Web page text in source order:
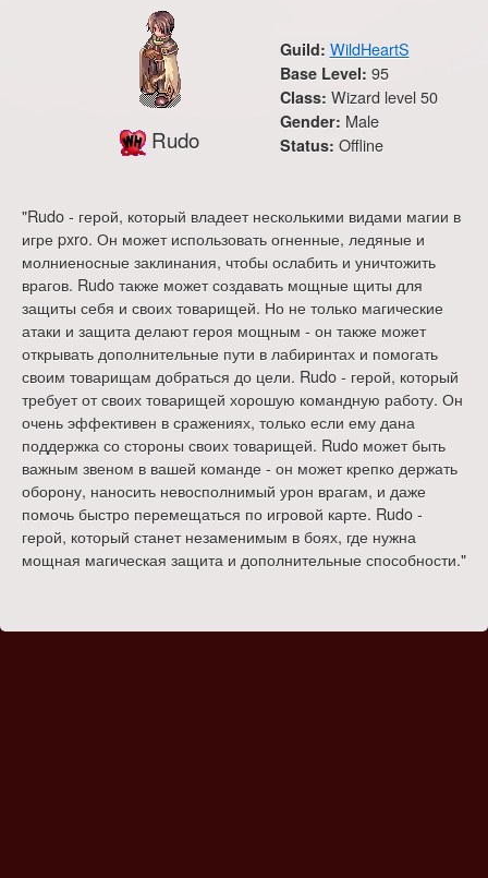
Rudo
Guild: WildHeartS
Base Level: 95
Class: Wizard level 50
Gender: Male
Status: Offline
"Rudo - герой, который владеет несколькими видами магии в
игре pxro. Он может использовать огненные, ледяные и
молниеносные заклинания, чтобы ослабить и уничтожить
врагов. Rudo также может создавать мощные щиты для
защиты себя и своих товарищей. Но не только магические
атаки и защита делают героя мощным - он также может
открывать дополнительные пути в лабиринтах и помогать
своим товарищам добраться до цели. Rudo - герой, который
требует от своих товарищей хорошую командную работу. Он
очень эффективен в сражениях, только если ему дана
поддержка со стороны своих товарищей. Rudo может быть
важным звеном в вашей команде - он может крепко держать
оборону, наносить невосполнимый урон врагам, и даже
помочь быстро перемещаться по игровой карте. Rudo -
герой, который станет незаменимым в боях, где нужна
мощная магическая защита и дополнительные способности."